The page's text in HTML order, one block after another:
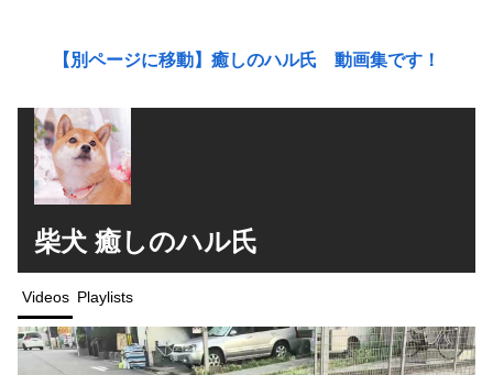
【別ページに移動】癒しのハル氏 動画集です！
柴犬 癒しのハル氏
Videos Playlists